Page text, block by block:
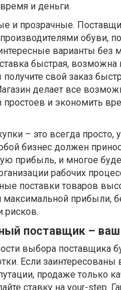
и деньги.
и прозрачные.
обуви,
варианты без
быстрая,
свой заказ
делает все
простоев и экономить
– это всегда просто,
бизнес должен
прибыль, и многое
рабочих
поставки товаров
максимальной прибыли,
рисков.
поставщик – ваш
выбора поставщика
Если заинтересованы
продаже только
ставку на your-step.